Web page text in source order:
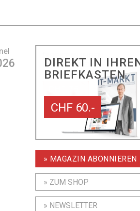
DIREKT IN
BRIEFKASTEN
CHF 60.-
» MAGAZIN ABONNIEREN
» ZUM SHOP
» NEWSLETTER